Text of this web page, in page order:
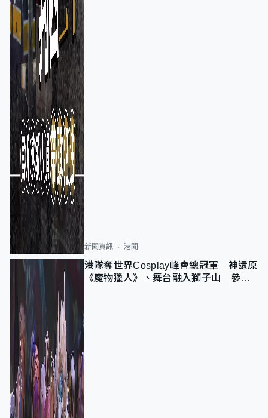
新聞資訊 港聞
港隊奪世界Cosplay峰會總冠軍 神還原
《魔物獵人》、舞台融入獅子山 參賽